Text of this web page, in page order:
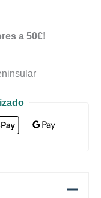
a 50€!